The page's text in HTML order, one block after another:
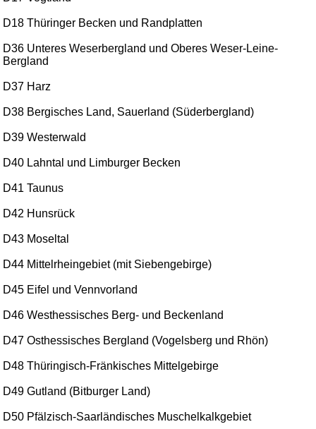
D18 Thüringer Becken und Randplatten
D36 Unteres Weserbergland und Oberes Weser-Leine-
Bergland
D37 Harz
D38 Bergisches Land, Sauerland (Süderbergland)
D39 Westerwald
D40 Lahntal und Limburger Becken
D41 Taunus
D42 Hunsrück
D43 Moseltal
D44 Mittelrheingebiet (mit Siebengebirge)
D45 Eifel und Vennvorland
D46 Westhessisches Berg- und Beckenland
D47 Osthessisches Bergland (Vogelsberg und Rhön)
D48 Thüringisch-Fränkisches Mittelgebirge
D49 Gutland (Bitburger Land)
D50 Pfälzisch-Saarländisches Muschelkalkgebiet